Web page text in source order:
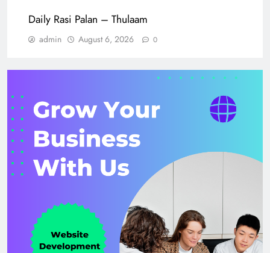
Daily Rasi Palan – Thulaam
admin August 6, 2026 0